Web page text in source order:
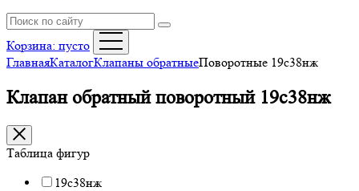
Корзина: пусто
ГлавнаяКаталогКлапаны обратныеПоворотные 19с38нж
Клапан обратный поворотный 19с38нж
Таблица фигур
19с38нж